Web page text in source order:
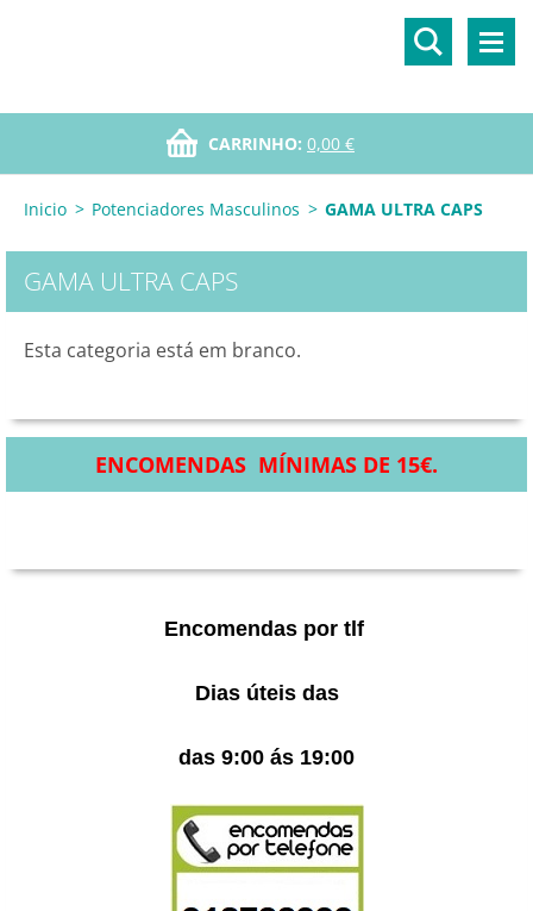
CARRINHO: 0,00 €
Inicio > Potenciadores Masculinos > GAMA ULTRA CAPS
GAMA ULTRA CAPS
Esta categoria está em branco.
ENCOMENDAS MÍNIMAS DE 15€.
Encomendas por tlf
Dias úteis das
das 9:00 ás 19:00